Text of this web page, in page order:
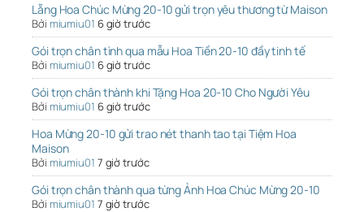
Lẵng Hoa Chúc Mừng 20-10 gửi trọn yêu thương từ Maison
Bởi miumiu01 6 giờ trước
Gói trọn chân tình qua mẫu Hoa Tiền 20-10 đầy tinh tế
Bởi miumiu01 6 giờ trước
Gói trọn chân thành khi Tặng Hoa 20-10 Cho Người Yêu
Bởi miumiu01 6 giờ trước
Hoa Mừng 20-10 gửi trao nét thanh tao tại Tiệm Hoa
Maison
Bởi miumiu01 7 giờ trước
Gói trọn chân thành qua từng Ảnh Hoa Chúc Mừng 20-10
Bởi miumiu01 7 giờ trước